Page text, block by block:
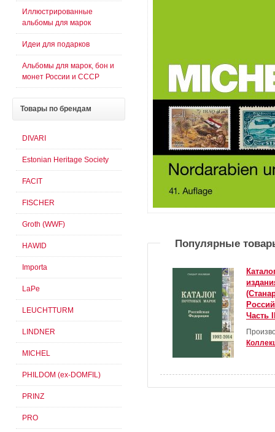
Популярные
Часть
Иллюстрированные
альбомы для марок
Идеи для подарков
Альбомы для марок, бон и
монет России и СССР
Товары по брендам
DIVARI
Estonian Heritage Society
FACIT
FISCHER
Groth (WWF)
HAWID
Importa
LaPe
LEUCHTTURM
LINDNER
MICHEL
PHILDOM (ex-DOMFIL)
PRINZ
PRO